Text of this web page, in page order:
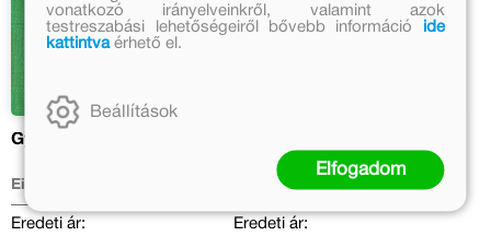
Gyerek születik
Eigner Bernadett
Eredeti ár:
Dr. Major János, Varga Zsófia
Eredeti ár:
vonatkozó irányelveinkről, valamint azok
testreszabási lehetőségeiről bővebb információ
ide
kattintvaérhető el.
Beállítások
Elfogadom